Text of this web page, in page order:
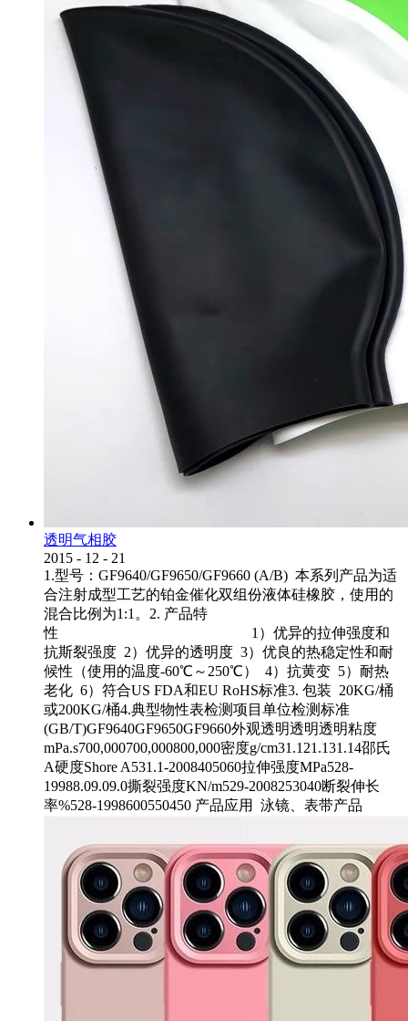
透明气相胶
2015 - 12 - 21
1.型号：GF9640/GF9650/GF9660 (A/B) 本系列产品为适
合注射成型工艺的铂金催化双组份液体硅橡胶，使用的
混合比例为1:1。2. 产品特
性 1）优异的拉伸强度和
抗斯裂强度 2）优异的透明度 3）优良的热稳定性和耐
候性（使用的温度-60℃～250℃） 4）抗黄变 5）耐热
老化 6）符合US FDA和EU RoHS标准3. 包装 20KG/桶
或200KG/桶4.典型物性表检测项目单位检测标准
(GB/T)GF9640GF9650GF9660外观透明透明透明粘度
mPa.s700,000700,000800,000密度g/cm31.121.131.14邵氏
A硬度Shore A531.1-2008405060拉伸强度MPa528-
19988.09.09.0撕裂强度KN/m529-2008253040断裂伸长
率%528-1998600550450 产品应用 泳镜、表带产品